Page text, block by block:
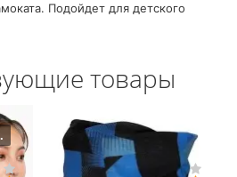
Подойдет для детского
товары